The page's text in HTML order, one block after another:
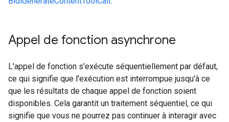
Appel de fonction asynchrone
L'appel de fonction s'exécute séquentiellement par défaut,
ce qui signifie que l'exécution est interrompue jusqu'à ce
que les résultats de chaque appel de fonction soient
disponibles. Cela garantit un traitement séquentiel, ce qui
signifie que vous ne pourrez pas continuer à interagir avec